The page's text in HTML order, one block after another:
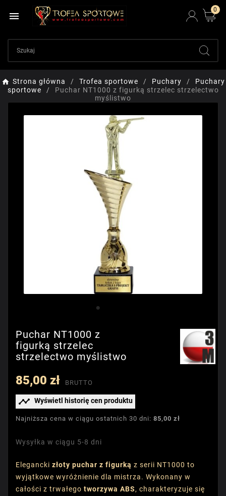

0
Strona główna Trofea sportowe Puchary
Puchary
sportowe
Puchar NT1000 z figurką strzelec strzelectwo
myślistwo
Puchar NT1000 z
figurką strzelec
strzelectwo myślistwo
85,00 zł BRUTTO
 Wyświetl historię cen produktu
Najniższa cena w ciągu ostatnich 30 dni: 85,00 zł
Wysyłka w ciągu 5-8 dni
Elegancki złoty puchar z figurką z serii NT1000 to
wyjątkowe wyróżnienie dla mistrza. Wykonany w
całości z trwałego tworzywa ABS, charakteryzuje się